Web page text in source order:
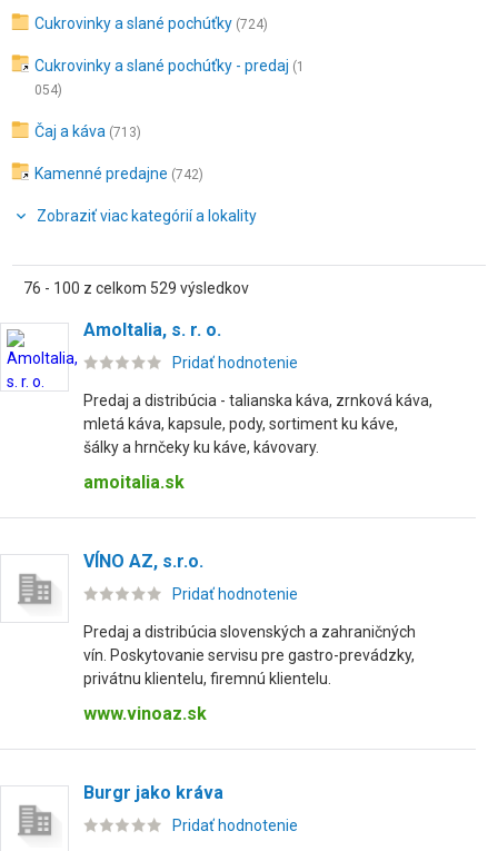
Cukrovinky a slané pochúťky (724)
Cukrovinky a slané pochúťky - predaj (1
054)
Čaj a káva (713)
Kamenné predajne (742)
Zobraziť viac kategórií a lokality
76 - 100 z celkom 529 výsledkov
AmoItalia, s. r. o.
Pridať hodnotenie
Predaj a distribúcia - talianska káva, zrnková káva,
mletá káva, kapsule, pody, sortiment ku káve,
šálky a hrnčeky ku káve, kávovary.
amoitalia.sk
VÍNO AZ, s.r.o.
Pridať hodnotenie
Predaj a distribúcia slovenských a zahraničných
vín. Poskytovanie servisu pre gastro-prevádzky,
privátnu klientelu, firemnú klientelu.
www.vinoaz.sk
Burgr jako kráva
Pridať hodnotenie